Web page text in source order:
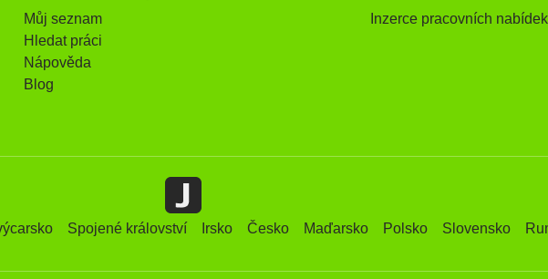
Můj seznam
Hledat práci
Nápověda
Blog
Inzerce pracovních nabídek
Spojené království Irsko Česko Maďarsko Polsko Slovensko